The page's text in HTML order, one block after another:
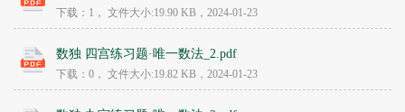
下载：1， 文件大小:19.90 KB ，2024-01-23
数独 四宫练习题·唯一数法_2.pdf
下载：0， 文件大小:19.82 KB ，2024-01-23